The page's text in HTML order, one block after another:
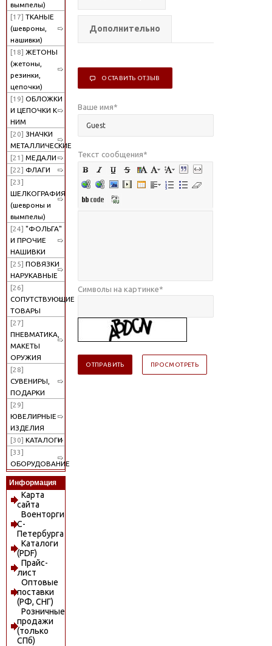
вымпелы)
[17] ТКАНЫЕ
(шевроны,
нашивки)
[18] ЖЕТОНЫ
(жетоны,
резинки,
цепочки)
[19] ОБЛОЖКИ
И ЦЕПОЧКИ К
НИМ
[20] ЗНАЧКИ
МЕТАЛЛИЧЕСКИЕ
[21] МЕДАЛИ
[22] ФЛАГИ
[23]
ШЕЛКОГРАФИЯ
(шевроны и
вымпелы)
[24] "ФОЛЬГА"
И ПРОЧИЕ
НАШИВКИ
[25] ПОВЯЗКИ
НАРУКАВНЫЕ
[26]
СОПУТСТВУЮЩИЕ
ТОВАРЫ
[27]
ПНЕВМАТИКА,
МАКЕТЫ
ОРУЖИЯ
[28]
СУВЕНИРЫ,
ПОДАРКИ
[29]
ЮВЕЛИРНЫЕ
ИЗДЕЛИЯ
[30] КАТАЛОГИ
[33]
ОБОРУДОВАНИЕ
Информация
Карта
сайта
Военторги
С-
Петербурга
Каталоги
(PDF)
Прайс-
лист
Оптовые
поставки
(РФ, СНГ)
Розничные
продажи
(только
СПб)
Дополнительно
ОСТАВИТЬ ОТЗЫВ
Ваше имя*
Текст сообщения*
Символы на картинке*